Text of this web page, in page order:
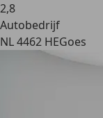
2,8
Autobedrijf
NL 4462 HEGoes